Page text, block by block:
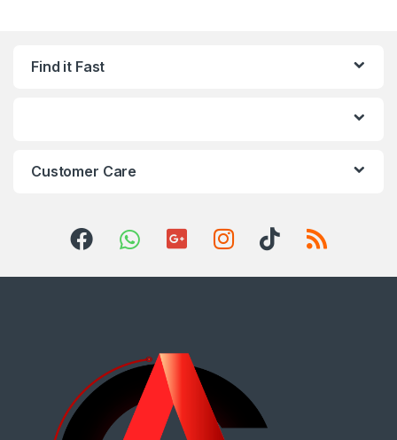
Find it Fast
Customer Care